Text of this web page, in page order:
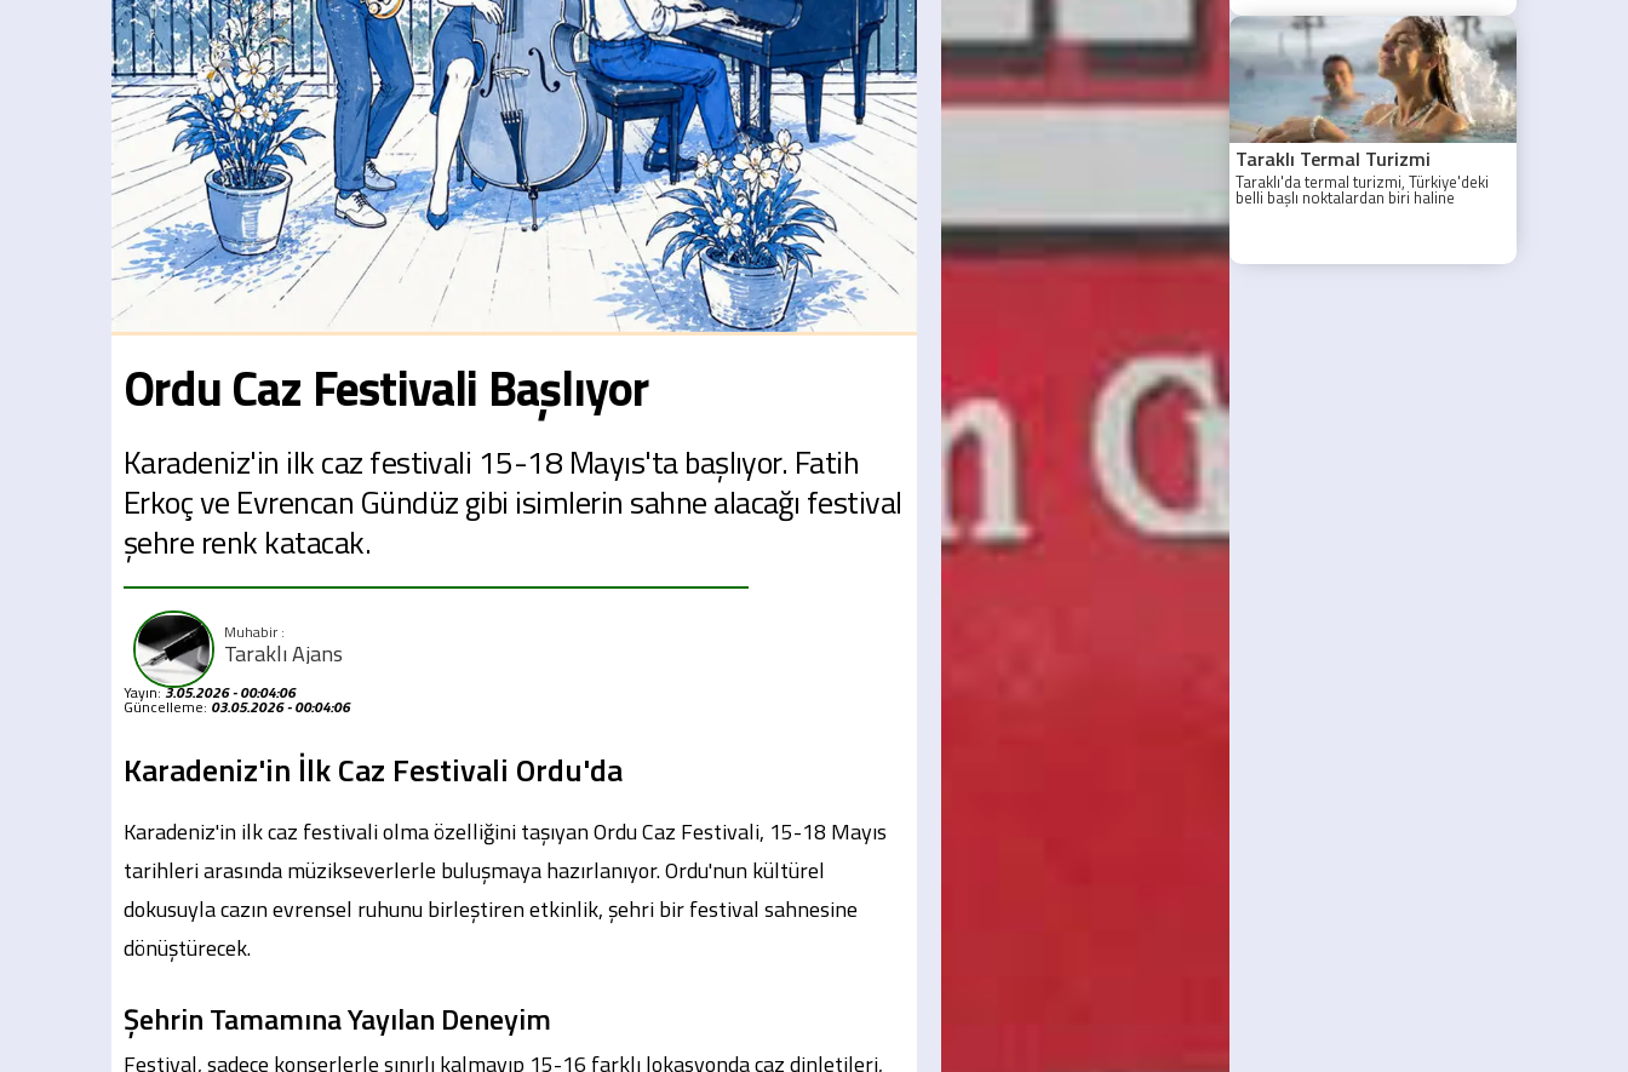
Ordu Caz Festivali Başlıyor
Karadeniz'in ilk caz festivali 15-18 Mayıs'ta başlıyor. Fatih
Erkoç ve Evrencan Gündüz gibi isimlerin sahne alacağı festival
şehre renk katacak.
Taraklı Ajans
Yayın:3.05.2026 - 00:04:06
Güncelleme: 03.05.2026 - 00:04:06
Karadeniz'in İlk Caz Festivali Ordu'da
Karadeniz'in ilk caz festivali olma özelliğini taşıyan Ordu Caz Festivali, 15-18 Mayıs
tarihleri arasında müzikseverlerle buluşmaya hazırlanıyor. Ordu'nun kültürel
dokusuyla cazın evrensel ruhunu birleştiren etkinlik, şehri bir festival sahnesine
dönüştürecek.
Şehrin Tamamına Yayılan Deneyim
Festival, sadece konserlerle sınırlı kalmayıp 15-16 farklı lokasyonda caz dinletileri,
Taraklı Termal Turizmi
Taraklı'da termal turizmi, Türkiye'deki
belli başlı noktalardan biri haline
gelmiştir.